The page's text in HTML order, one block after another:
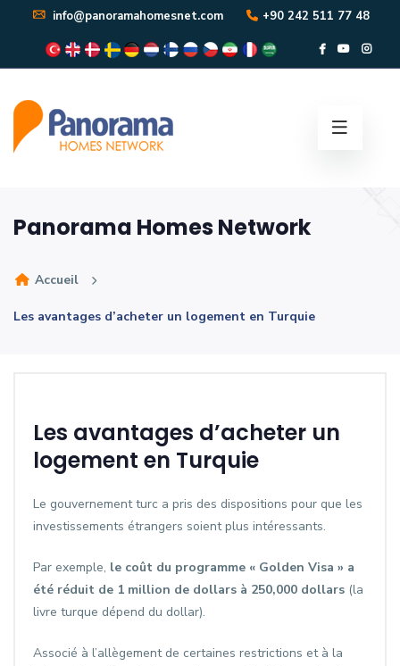
info@panoramahomesnet.com +90 242 511 77 48
Panorama Homes Network
Accueil
Les avantages d’acheter un logement en Turquie
Les avantages d’acheter un
logement en Turquie
Le gouvernement turc a pris des dispositions pour que les
investissements étrangers soient plus intéressants.
Par exemple, le coût du programme « Golden Visa » a
été réduit de 1 million de dollars à 250,000 dollars (la
livre turque dépend du dollar).
Associé à l’allègement de certaines restrictions et à la